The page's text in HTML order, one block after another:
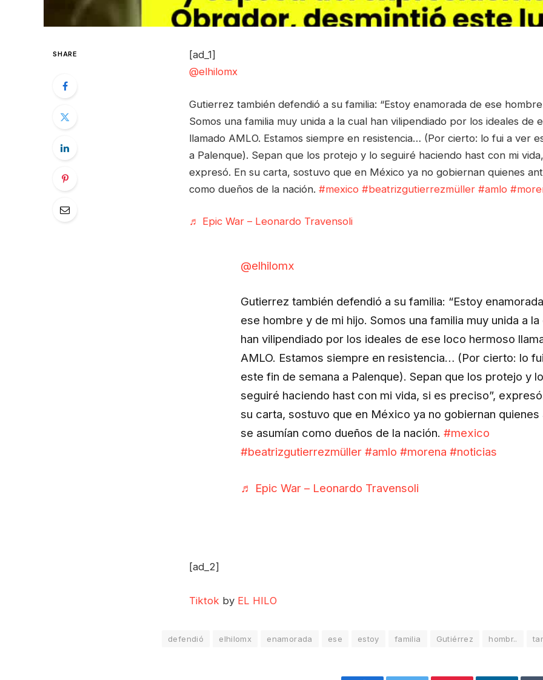
SHARE
[ad_1]
@elhilomx
Gutierrez también defendió a su familia: “Estoy enamorada de ese
Somos una familia muy unida a la cual han vilipendiado por los ideales de
llamado AMLO. Estamos siempre en resistencia… (Por cierto: lo fui a ver
a Palenque). Sepan que los protejo y lo seguiré haciendo hast con mi
expresó. En su carta, sostuvo que en México ya no gobiernan quienes
como dueños de la nación. #mexico #beatrizgutierrezmüller #amlo
♬ Epic War – Leonardo Travensoli
@elhilomx
Gutierrez también defendió a su familia: “Estoy
ese hombre y de mi hijo. Somos una familia muy unida a la
han vilipendiado por los ideales de ese loco hermoso
AMLO. Estamos siempre en resistencia… (Por cierto: lo
este fin de semana a Palenque). Sepan que los protejo y lo
seguiré haciendo hast con mi vida, si es preciso”,
su carta, sostuvo que en México ya no gobiernan quienes
se asumían como dueños de la nación.#mexico
#beatrizgutierrezmüller #amlo #morena #noticias
♬ Epic War – Leonardo Travensoli
[ad_2]
Tiktok by EL HILO
defendió elhilomx enamorada ese estoy familia Gutiérrez hombr..